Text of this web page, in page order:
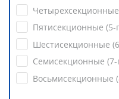
Пятисекционные
Шестисекционные
Семисекционные
Восьмисекционные